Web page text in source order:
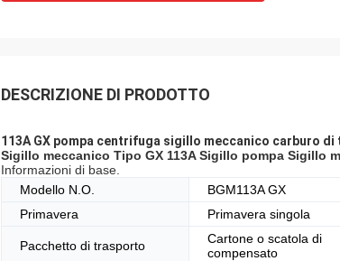
DESCRIZIONE DI PRODOTTO
113A GX pompa centrifuga sigillo meccanico carburo di
Sigillo meccanico Tipo GX 113A Sigillo pompa Sigillo
Informazioni di base.
Modello N.O.
BGM113A GX
Primavera
Primavera singola
Pacchetto di trasporto
Cartone o scatola di
compensato